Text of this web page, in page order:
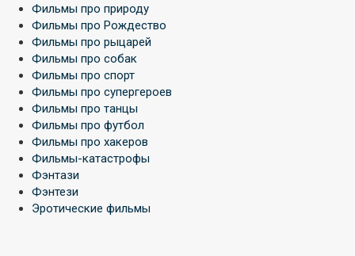
Фильмы про природу
Фильмы про Рождество
Фильмы про рыцарей
Фильмы про собак
Фильмы про спорт
Фильмы про супергероев
Фильмы про танцы
Фильмы про футбол
Фильмы про хакеров
Фильмы-катастрофы
Фэнтази
Фэнтези
Эротические фильмы